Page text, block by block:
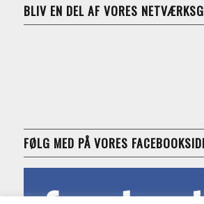
BLIV EN DEL AF VORES
FØLG MED PÅ VORES